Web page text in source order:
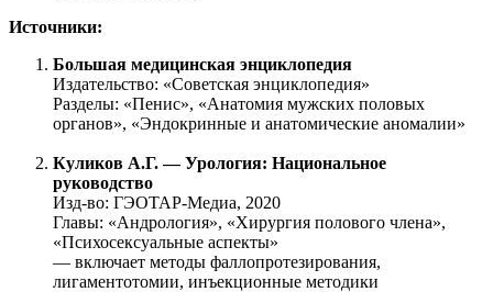
Источники:
Большая медицинская энциклопедия
Издательство: «Советская энциклопедия»
Разделы: «Пенис», «Анатомия мужских половых
органов», «Эндокринные и анатомические аномалии»
Куликов А.Г. — Урология: Национальное
руководство
Изд-во: ГЭОТАР-Медиа, 2020
Главы: «Андрология», «Хирургия полового члена»,
«Психосексуальные аспекты»
— включает методы фаллопротезирования,
лигаментотомии, инъекционные методики